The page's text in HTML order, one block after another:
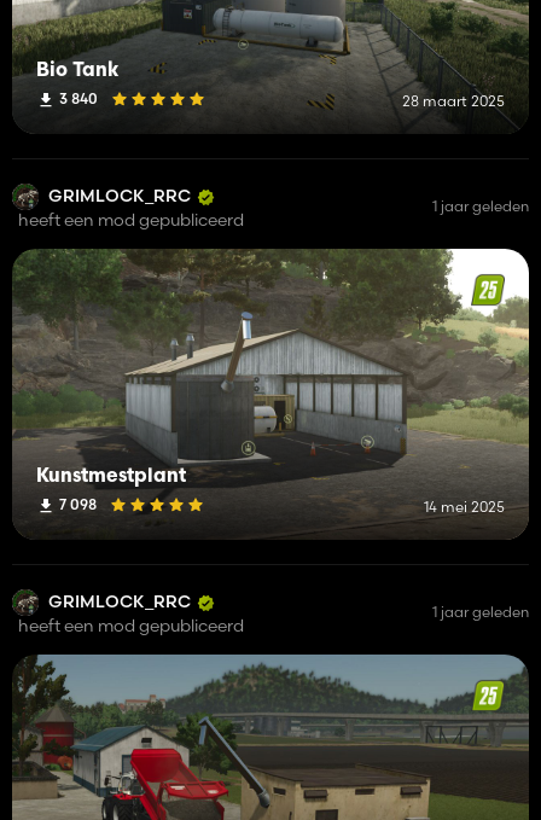
Bio Tank
3 840 28 maart 2025
GRIMLOCK_RRC
heeft een mod gepubliceerd
1 jaar geleden
Kunstmestplant
7 098 14 mei 2025
GRIMLOCK_RRC
heeft een mod gepubliceerd
1 jaar geleden